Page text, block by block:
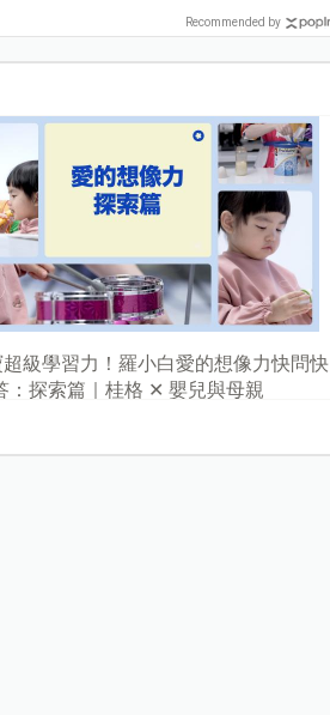
Recommended by
級學習力！羅小白愛的想像力快問快
：探索篇｜桂格 ✕ 嬰兒與母親